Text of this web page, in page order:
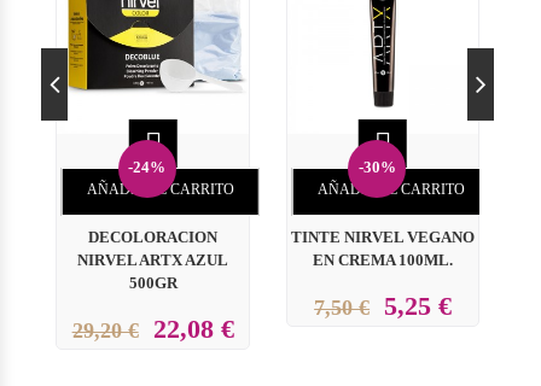
-24%

AÑADIR AL CARRITO
DECOLORACION
NIRVEL ARTX AZUL
500GR
29,20 € 22,08 €
-30%

AÑADIR AL CARRITO
TINTE NIRVEL VEGANO
EN CREMA 100ML.
7,50 € 5,25 €